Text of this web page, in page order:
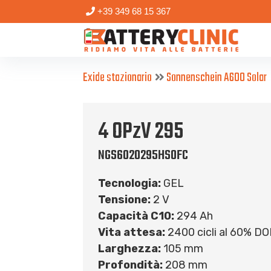
+39 349 68 15 367
Exide stazionario Sonnenschein A600 Solar
4 OPzV 295
NGS6020295HS0FC
Tecnologia: GEL
Tensione: 2 V
Capacità C10: 294 Ah
Vita attesa: 2400 cicli al 60%
Larghezza: 105 mm
Profondità: 208 mm